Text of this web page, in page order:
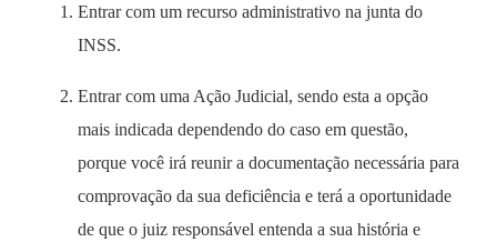
Entrar com um recurso administrativo na junta do
INSS.
Entrar com uma Ação Judicial, sendo esta a opção
mais indicada dependendo do caso em questão,
porque você irá reunir a documentação necessária para
comprovação da sua deficiência e terá a oportunidade
de que o juiz responsável entenda a sua história e